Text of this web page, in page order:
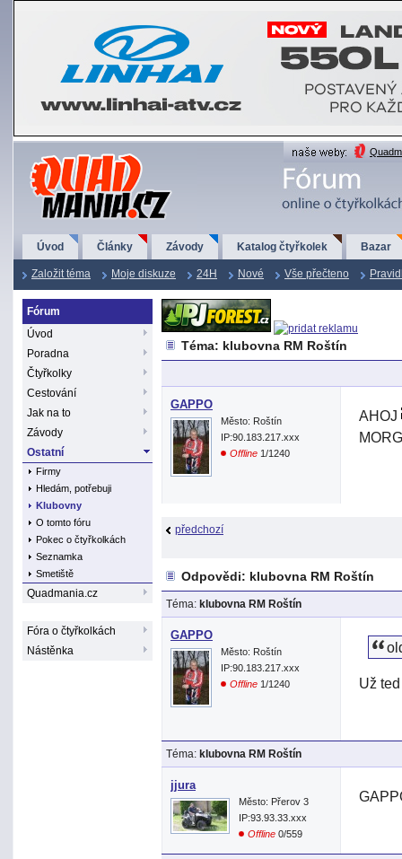
QuadMania.cz
Úvod Články Závody Katalog čtyřkolek Bazar
Založit téma Moje diskuze 24H Nové Vše přečteno
Fórum
Úvod
Poradna
Čtyřkolky
Cestování
Jak na to
Závody
Ostatní
Firmy
Hledám, potřebuji
Klubovny
O tomto fóru
Pokec o čtyřkolkách
Seznamka
Smetiště
Quadmania.cz
Fóra o čtyřkolkách
Nástěnka
Téma: klubovna RM Roštín
GAPPO
Město: Roštín
IP:90.183.217.xxx
Offline 1/1240
AHOJ
předchozí
Odpovědi: klubovna RM Roštín
Téma: klubovna RM Roštín
GAPPO
Město: Roštín
IP:90.183.217.xxx
Offline 1/1240 Už
Téma: klubovna RM Roštín
jjura
Město: Přerov 3
IP:93.93.33.xxx
Offline 0/559